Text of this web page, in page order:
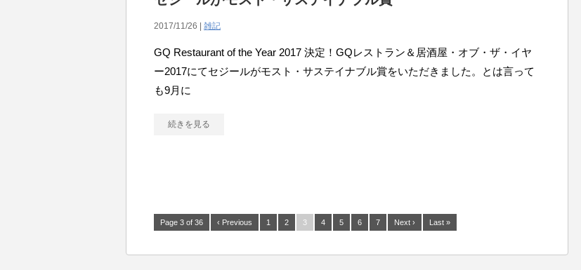
2017/11/26 | 雑記
GQ Restaurant of the Year 2017 決定！GQレストラン＆居酒屋・オブ・ザ・イヤ
ー2017にてセジールがモスト・サステイナブル賞をいただきました。とは言って
も9月に
続きを見る
Page 3 of 36 ‹ Previous 1 2 3 4 5 6 7 Next › Last »